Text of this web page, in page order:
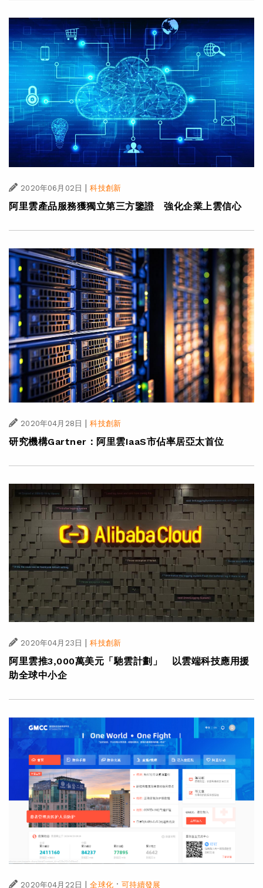
2020年06月02日 科技創新
阿里雲產品服務獲獨立第三方鑒證 強化企業上雲信心
2020年04月28日 科技創新
研究機構Gartner：阿里雲IaaS市佔率居亞太首位
2020年04月23日 科技創新
阿里雲推3,000萬美元「馳雲計劃」 以雲端科技應用援
助全球中小企
2020年04月22日 | 全球化·可持續發展